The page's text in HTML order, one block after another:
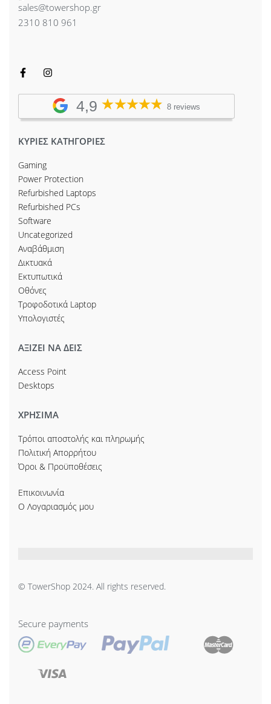
sales@towershop.gr
2310 810 961
4,9 8 reviews
ΚΥΡΙΕΣ ΚΑΤΗΓΟΡΙΕΣ
Gaming
Power Protection
Refurbished Laptops
Refurbished PCs
Software
Uncategorized
Αναβάθμιση
Δικτυακά
Εκτυπωτικά
Οθόνες
Τροφοδοτικά Laptop
Υπολογιστές
ΑΞΙΖΕΙ ΝΑ ΔΕΙΣ
Access Point
Desktops
ΧΡΗΣΙΜΑ
Τρόποι αποστολής και πληρωμής
Πολιτική Απορρήτου
Όροι & Προϋποθέσεις
Επικοινωνία
Ο Λογαριασμός μου
© TowerShop 2024. All rights reserved.
Secure payments